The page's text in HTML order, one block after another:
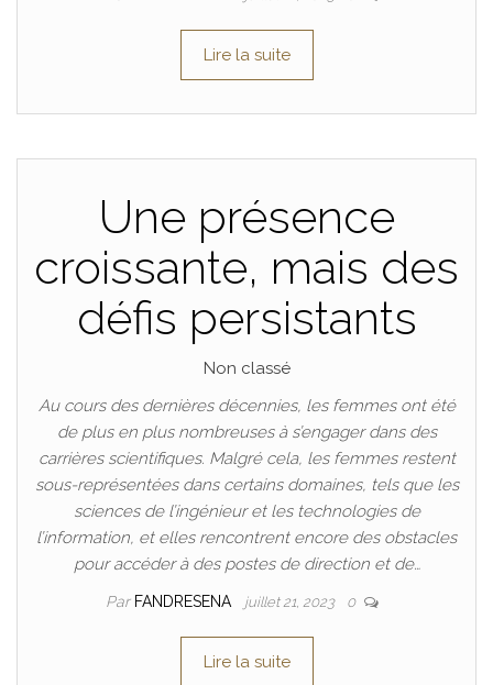
Lire la suite
Une présence
croissante, mais des
défis persistants
Non classé
Au cours des dernières décennies, les femmes ont été
de plus en plus nombreuses à s’engager dans des
carrières scientifiques. Malgré cela, les femmes restent
sous-représentées dans certains domaines, tels que les
sciences de l’ingénieur et les technologies de
l’information, et elles rencontrent encore des obstacles
pour accéder à des postes de direction et de…
Par FANDRESENA juillet 21, 2023 0
Lire la suite